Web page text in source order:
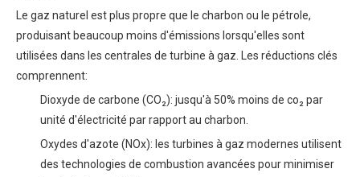
Le gaz naturel est plus propre que le charbon ou le pétrole,
produisant beaucoup moins d'émissions lorsqu'elles sont
utilisées dans les centrales de turbine à gaz. Les réductions clés
comprennent:
Dioxyde de carbone (CO₂): jusqu'à 50% moins de co₂ par
unité d'électricité par rapport au charbon.
Oxydes d'azote (NOx): les turbines à gaz modernes utilisent
des technologies de combustion avancées pour minimiser